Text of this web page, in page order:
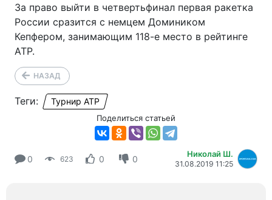
За право выйти в четвертьфинал первая ракетка
России сразится с немцем Домиником
Кепфером, занимающим 118-е место в рейтинге
АТР.
НАЗАД
Теги: Турнир АТР
Поделиться статьей
0 623 0 0 Николай Ш.
31.08.2019 11:25